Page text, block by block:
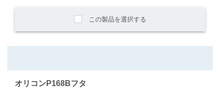
この製品を選択する
オリコンP168Bフタ